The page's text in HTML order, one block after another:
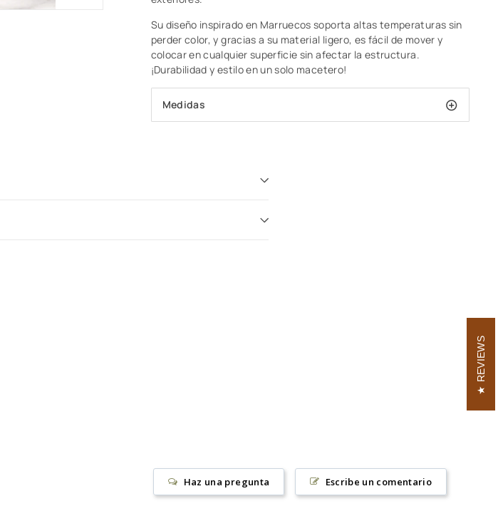
Su diseño inspirado en Marruecos soporta altas temperaturas sin
perder color, y gracias a su material ligero, es fácil de mover y
colocar en cualquier superficie sin afectar la estructura.
¡Durabilidad y estilo en un solo macetero!
Medidas
Escribe un comentario
Haz una pregunta
REVIEWS